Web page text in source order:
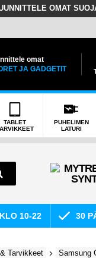
OMAT
omat
JA GADGETIT
TABLET
PUHELIMEN
LATURI
10-22 30
Tarvikkeet Samsung